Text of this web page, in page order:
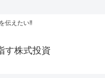
伝えたい‼
す株式投資